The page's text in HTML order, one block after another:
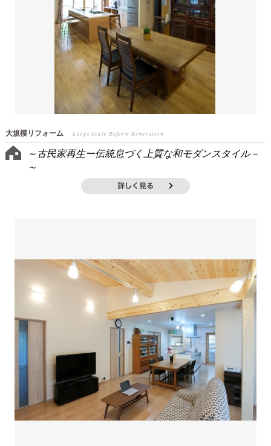
大規模リフォーム Large Scale Reform Renovation
～古民家再生ー伝統息づく上質な和モダンスタイル－
～